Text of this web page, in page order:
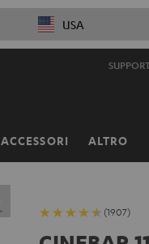
USA
ACCESSORI ALTRO
(1907)